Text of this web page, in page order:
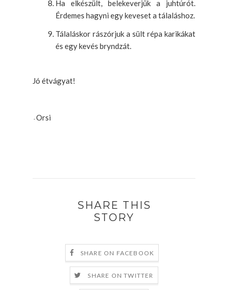
Ha elkészült, belekeverjük a juhtúrót.
Érdemes hagyni egy keveset a tálaláshoz.
Tálaláskor rászórjuk a sült répa karikákat
és egy kevés bryndzát.
Jó étvágyat!
-Orsi
SHARE THIS
STORY
SHARE ON FACEBOOK
SHARE ON TWITTER